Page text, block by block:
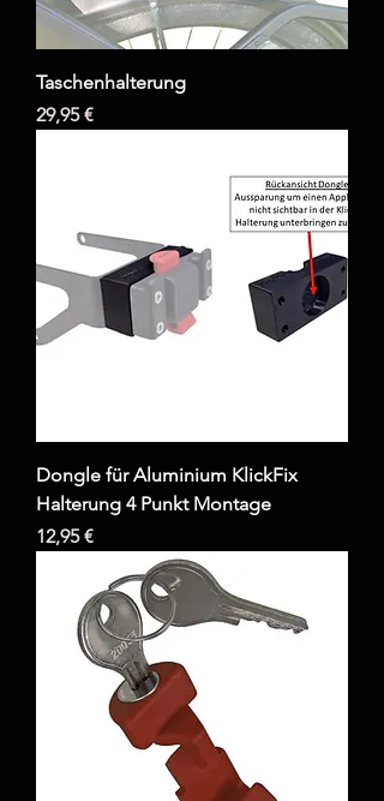
Taschenhalterung
Preis
29,95 €
Dongle für Aluminium KlickFix
Halterung 4 Punkt Montage
Preis
12,95 €